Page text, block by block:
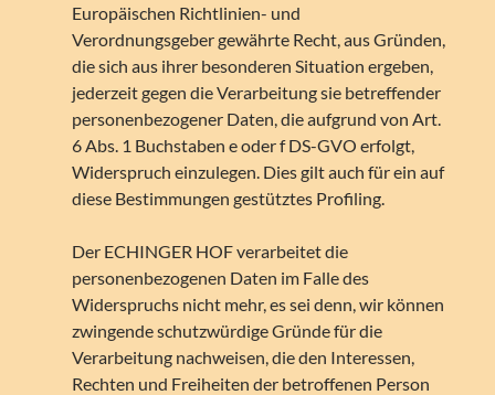
Europäischen Richtlinien- und
Verordnungsgeber gewährte Recht, aus Gründen,
die sich aus ihrer besonderen Situation ergeben,
jederzeit gegen die Verarbeitung sie betreffender
personenbezogener Daten, die aufgrund von Art.
6 Abs. 1 Buchstaben e oder f DS-GVO erfolgt,
Widerspruch einzulegen. Dies gilt auch für ein auf
diese Bestimmungen gestütztes Profiling.
Der ECHINGER HOF verarbeitet die
personenbezogenen Daten im Falle des
Widerspruchs nicht mehr, es sei denn, wir können
zwingende schutzwürdige Gründe für die
Verarbeitung nachweisen, die den Interessen,
Rechten und Freiheiten der betroffenen Person